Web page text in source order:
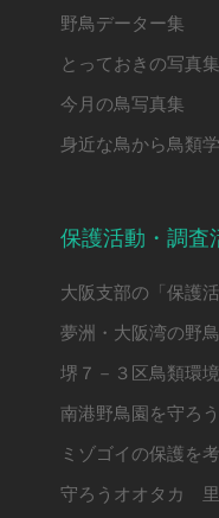
野鳥データー集
とっておきの写真集
今月の鳥写真集
身近な鳥から鳥類学
保護活動・調査
大阪支部の「保護活
夢洲・大阪湾の野
堺７－３区鳥類環
南港野鳥園を守ろう
ミゾゴイの保護を
守ろうオオタカ